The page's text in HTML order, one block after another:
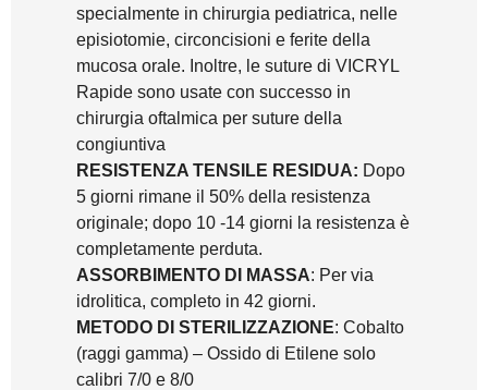
specialmente in chirurgia pediatrica, nelle
episiotomie, circoncisioni e ferite della
mucosa orale. Inoltre, le suture di VICRYL
Rapide sono usate con successo in
chirurgia oftalmica per suture della
congiuntiva
RESISTENZA TENSILE RESIDUA: Dopo
5 giorni rimane il 50% della resistenza
originale; dopo 10 -14 giorni la resistenza è
completamente perduta.
ASSORBIMENTO DI MASSA: Per via
idrolitica, completo in 42 giorni.
METODO DI STERILIZZAZIONE: Cobalto
(raggi gamma) – Ossido di Etilene solo
calibri 7/0 e 8/0